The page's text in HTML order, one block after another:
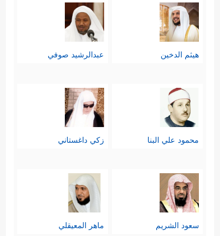
هيثم الدخين عبدالرشيد صوفي
محمود علي البنا زكي داغستاني
سعود الشريم ماهر المعيقلي